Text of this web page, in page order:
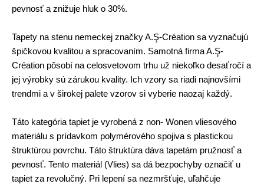
pevnosť a znižuje hluk o 30%.
Tapety na stenu nemeckej značky A.Ş-Création sa vyznačujú
špičkovou kvalitou a spracovaním. Samotná firma A.Ş-
Création pôsobí na celosvetovom trhu už niekoľko desaťročí a
jej výrobky sú zárukou kvality. Ich vzory sa riadi najnovšími
trendmi a v širokej palete vzorov si vyberie naozaj každý.
Táto kategória tapiet je vyrobená z non- Wonen vliesového
materiálu s prídavkom polymérového spojiva s plastickou
štruktúrou povrchu. Táto štruktúra dáva tapetám pružnosť a
pevnosť. Tento materiál (Vlies) sa dá bezpochyby označiť u
tapiet za revolučný. Pri lepení sa nezmršťuje, uľahčuje